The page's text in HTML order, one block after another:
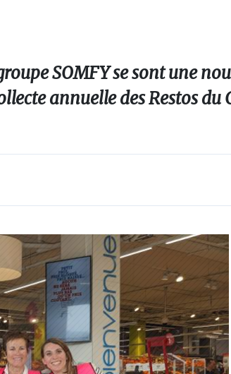
SOMFY se sont une
annuelle des Restos du